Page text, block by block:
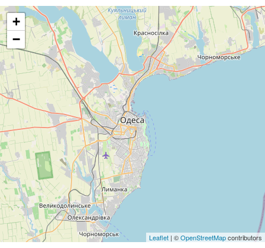
+
−
Leaflet | ©OpenStreetMapcontributors